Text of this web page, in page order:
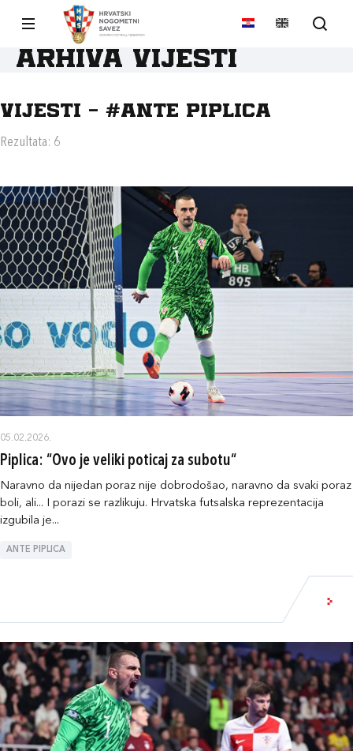
Arhiva vijesti
Vijesti - #ANTE PIPLICA
Rezultata: 6
05.02.2026.
Piplica: “Ovo je veliki poticaj za subotu“
Naravno da nijedan poraz nije dobrodošao, naravno da svaki poraz
boli, ali... I porazi se razlikuju. Hrvatska futsalska reprezentacija
izgubila je...
ANTE PIPLICA